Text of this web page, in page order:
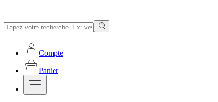
Compte
Panier